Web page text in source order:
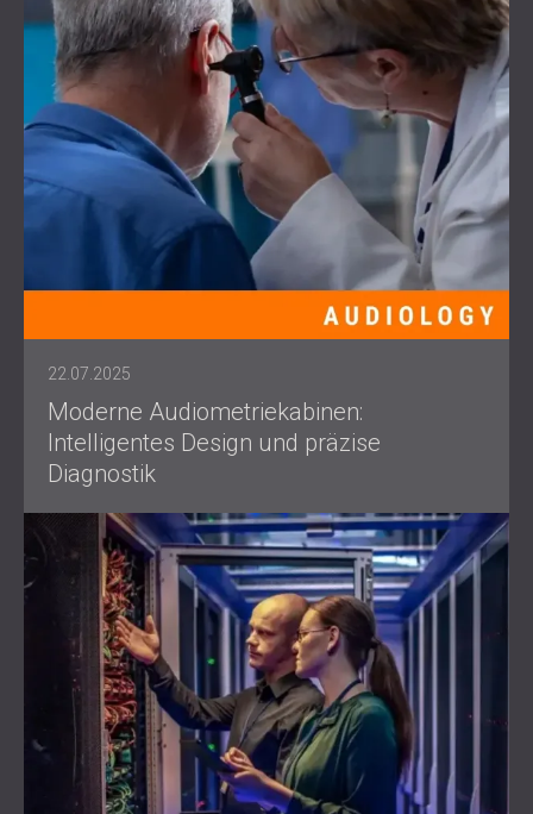
22.07.2025
Moderne Audiometriekabinen:
Intelligentes Design und präzise
Diagnostik